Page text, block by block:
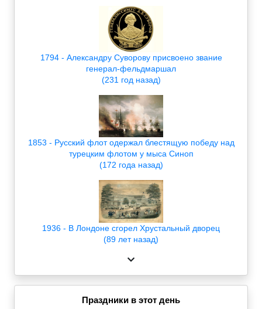
1794 - Александру Суворову присвоено звание
генерал-фельдмаршал
(231 год назад)
1853 - Русский флот одержал блестящую победу над
турецким флотом у мыса Синоп
(172 года назад)
1936 - В Лондоне сгорел Хрустальный дворец
(89 лет назад)
Праздники в этот день